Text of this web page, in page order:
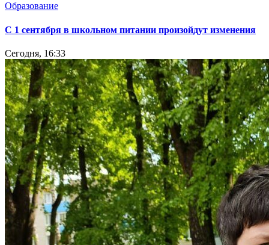
Образование
С 1 сентября в школьном питании произойдут изменения
Сегодня, 16:33